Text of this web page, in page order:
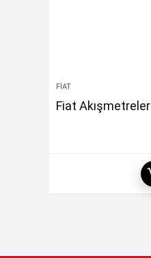
FIAT
Fiat Akışmetreler